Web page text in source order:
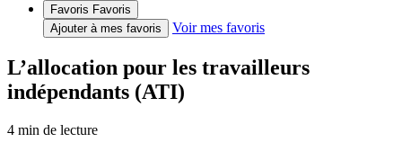
Favoris Favoris
Ajouter à mes favoris
Voir mes favoris
L’allocation pour les travailleurs
indépendants (ATI)
4 min de lecture